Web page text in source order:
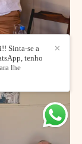
✕
Sinta-se a
tenho
lhe